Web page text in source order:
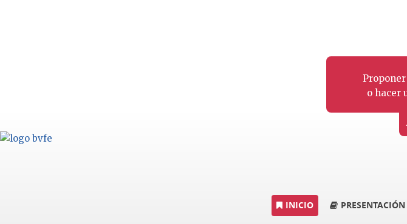
o hacer
INICIO PRESENTACIÓN